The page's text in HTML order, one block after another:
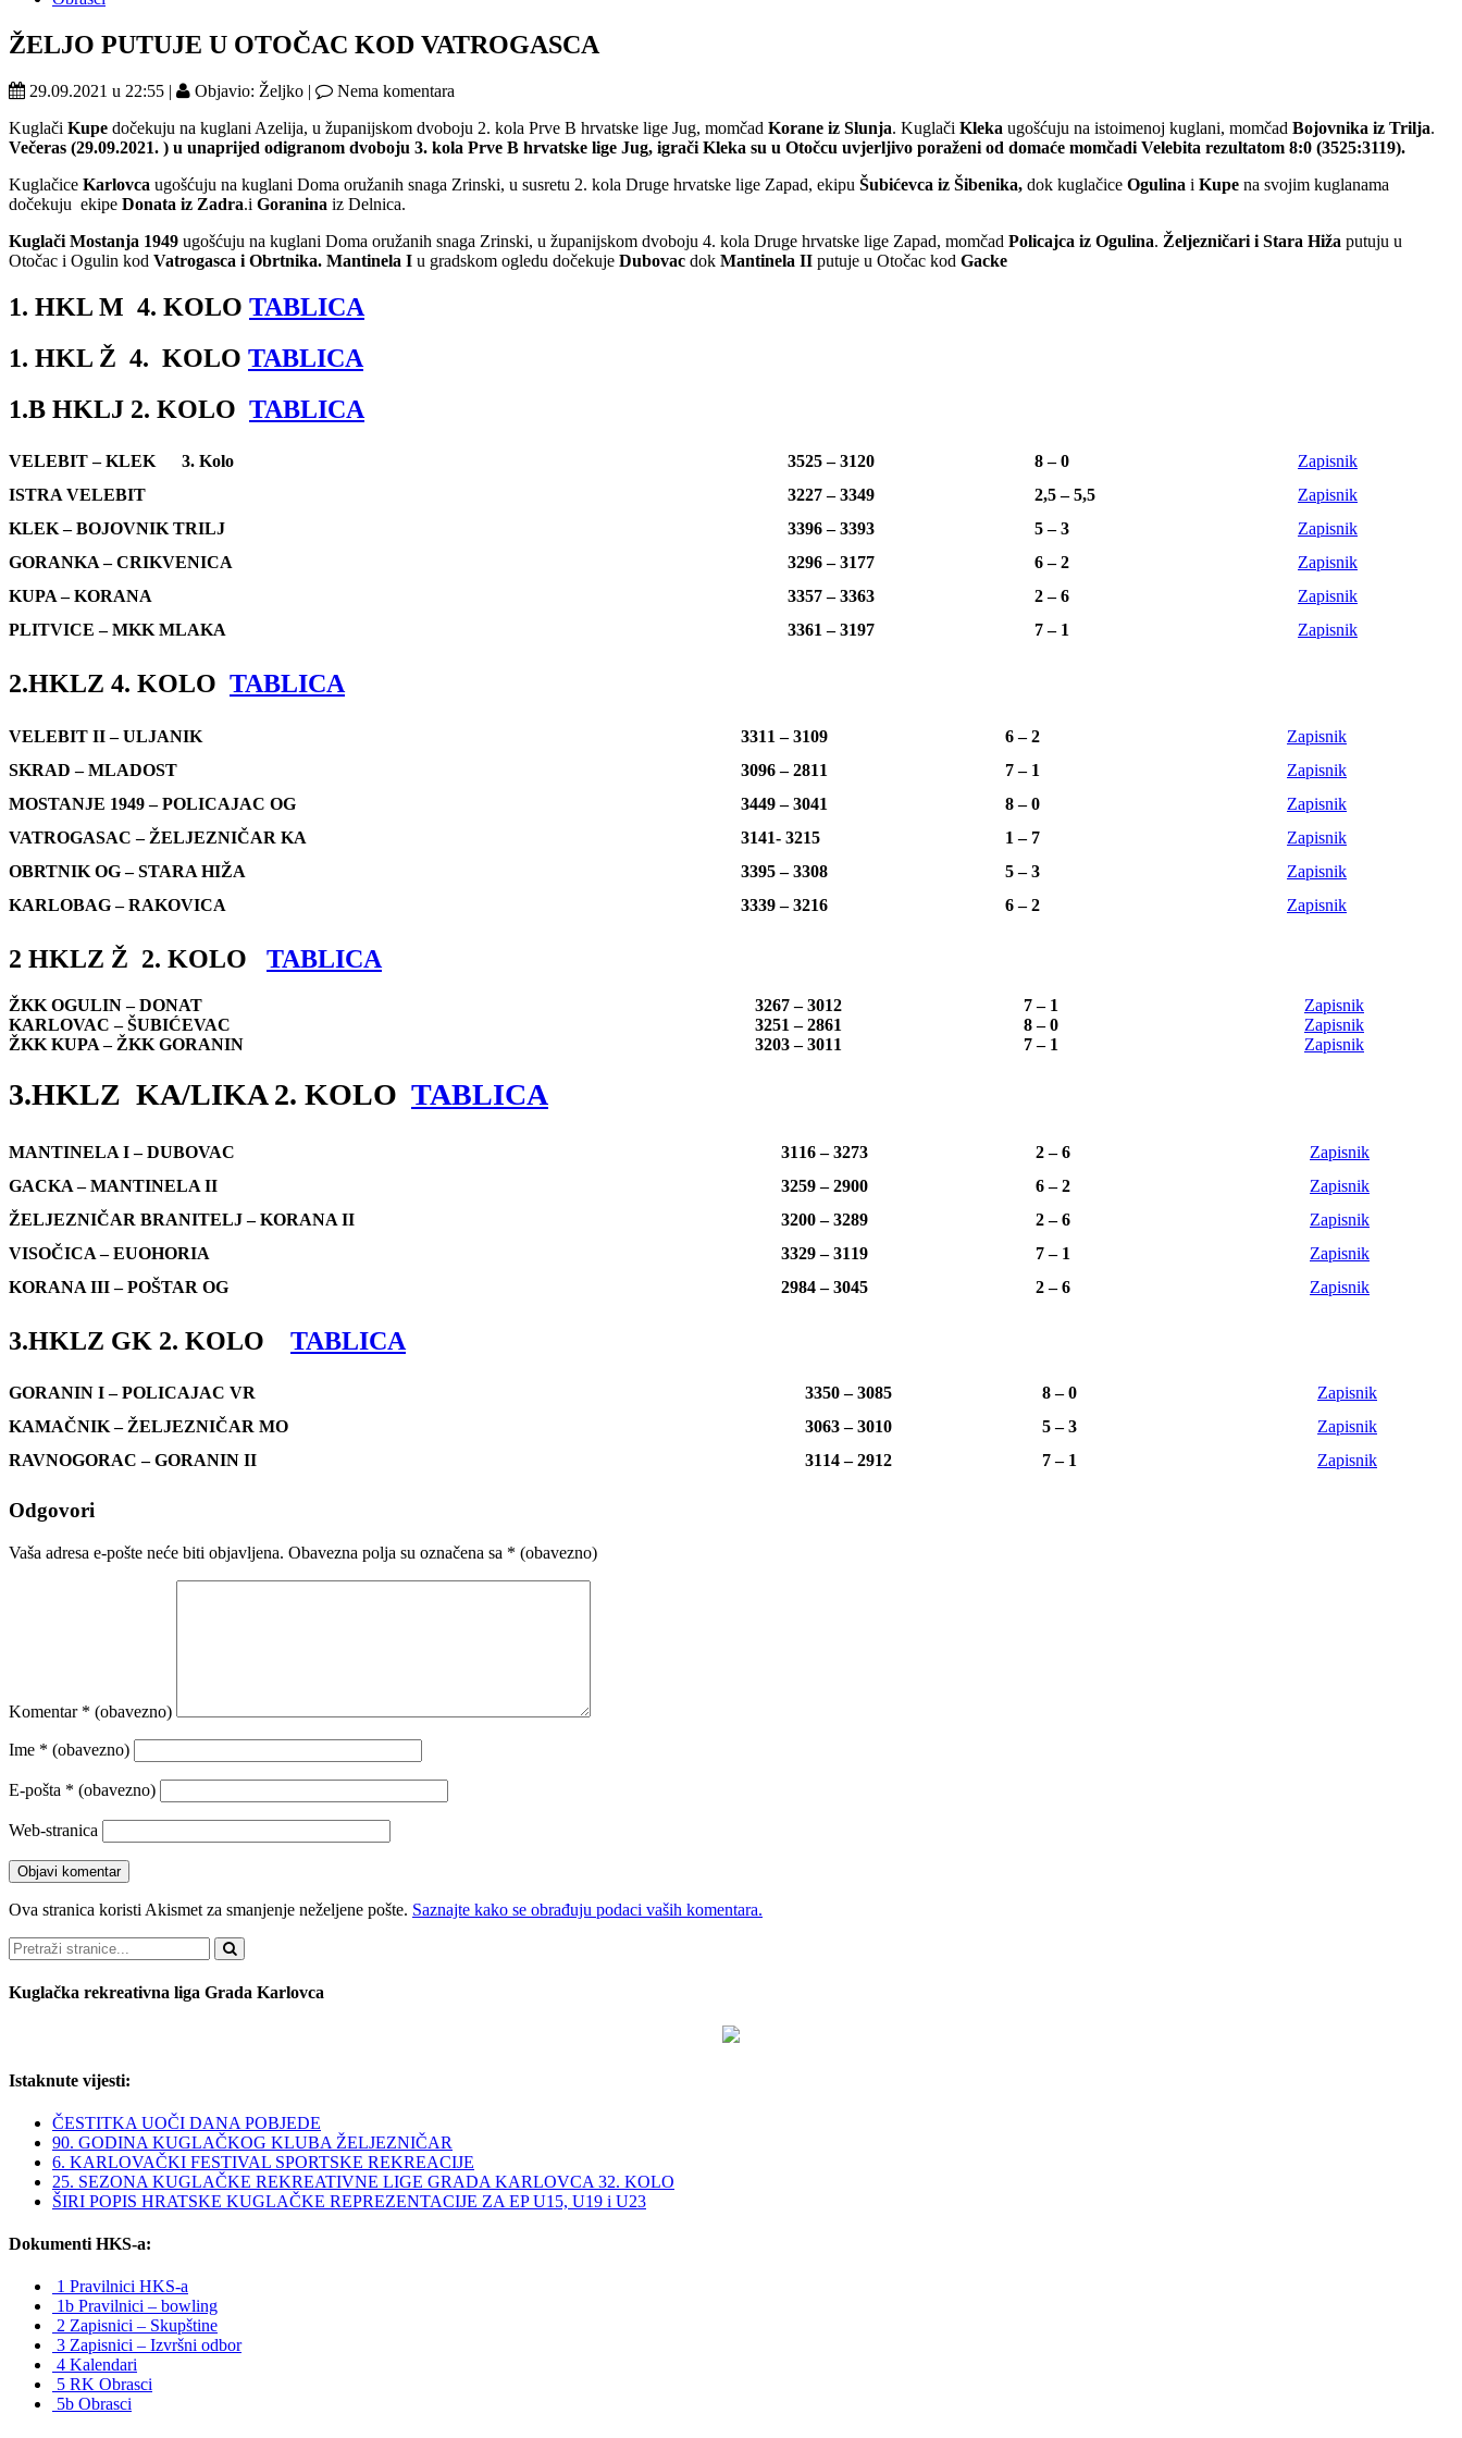
ŽELJO PUTUJE U OTOČAC KOD VATROGASCA
29.09.2021 u 22:55 | Objavio: Željko |
Nema komentara
Kuglači Kupe dočekuju na kuglani Azelija, u županijskom dvoboju 2. kola Prve B hrvatske lige Jug, momčad Korane iz Slunja. Kuglači Kleka ugošćuju na istoimenoj kuglani, momčad Bojovnika iz Trilja.
Večeras (29.09.2021. ) u unaprijed odigranom dvoboju 3. kola Prve B hrvatske lige Jug, igrači Kleka su u Otočcu uvjerljivo poraženi od domaće momčadi Velebita rezultatom 8:0 (3525:3119).
Kuglačice Karlovca ugošćuju na kuglani Doma oružanih snaga Zrinski, u susretu 2. kola Druge hrvatske lige Zapad, ekipu Šubićevca iz Šibenika, dok kuglačice Ogulina i Kupe na svojim kuglanama
dočekuju ekipe Donata iz Zadra.i Goranina iz Delnica.
Kuglači Mostanja 1949 ugošćuju na kuglani Doma oružanih snaga Zrinski, u županijskom dvoboju 4. kola Druge hrvatske lige Zapad, momčad Policajca iz Ogulina. Željezničari i Stara Hiža putuju u
Otočac i Ogulin kod Vatrogasca i Obrtnika. Mantinela I u gradskom ogledu dočekuje Dubovac dok Mantinela II putuje u Otočac kod Gacke
1. HKL M 4. KOLO TABLICA
1. HKL Ž 4. KOLO TABLICA
1.B HKLJ 2. KOLO TABLICA
VELEBIT – KLEK 3. Kolo 3525 – 3120 8 – 0
Zapisnik
ISTRA VELEBIT
3227 – 3349 2,5 – 5,5
Zapisnik
KLEK – BOJOVNIK TRILJ
3396 – 3393 5 – 3
Zapisnik
GORANKA – CRIKVENICA
3296 – 3177 6 – 2
Zapisnik
KUPA – KORANA
3357 – 3363 2 – 6
Zapisnik
PLITVICE – MKK MLAKA
3361 – 3197 7 – 1 Zapisnik
2.HKLZ 4. KOLO TABLICA
VELEBIT II – ULJANIK 3311 – 3109 6 – 2
Zapisnik
SKRAD – MLADOST
3096 – 2811 7 – 1
Zapisnik
MOSTANJE 1949 – POLICAJAC OG
3449 – 3041 8 – 0
Zapisnik
VATROGASAC – ŽELJEZNIČAR KA
3141- 3215 1 – 7
Zapisnik
OBRTNIK OG – STARA HIŽA
3395 – 3308 5 – 3
Zapisnik
KARLOBAG – RAKOVICA
3339 – 3216 6 – 2 Zapisnik
2 HKLZ Ž 2. KOLO TABLICA
ŽKK OGULIN – DONAT 3267 – 3012 7 – 1
Zapisnik
KARLOVAC – ŠUBIĆEVAC
3251 – 2861 8 – 0
Zapisnik
ŽKK KUPA – ŽKK GORANIN
3203 – 3011 7 – 1 Zapisnik
3.HKLZ KA/LIKA 2. KOLO TABLICA
MANTINELA I – DUBOVAC 3116 – 3273 2 – 6
Zapisnik
GACKA – MANTINELA II
3259 – 2900 6 – 2
Zapisnik
ŽELJEZNIČAR BRANITELJ – KORANA II
3200 – 3289 2 – 6
Zapisnik
VISOČICA – EUOHORIA
3329 – 3119 7 – 1
Zapisnik
KORANA III – POŠTAR OG
2984 – 3045 2 – 6 Zapisnik
3.HKLZ GK 2. KOLO TABLICA
GORANIN I – POLICAJAC VR 3350 – 3085 8 – 0
Zapisnik
KAMAČNIK – ŽELJEZNIČAR MO
3063 – 3010 5 – 3
Zapisnik
RAVNOGORAC – GORANIN II
3114 – 2912 7 – 1 Zapisnik
Odgovori
Vaša adresa e-pošte neće biti objavljena. Obavezna polja su označena sa * (obavezno)
Komentar * (obavezno)
Ime * (obavezno)
E-pošta * (obavezno)
Web-stranica
Ova stranica koristi Akismet za smanjenje neželjene pošte. Saznajte kako se obrađuju podaci vaših komentara.
Pretraži
Kuglačka rekreativna liga Grada Karlovca
Istaknute vijesti:
ČESTITKA UOČI DANA POBJEDE
90. GODINA KUGLAČKOG KLUBA ŽELJEZNIČAR
6. KARLOVAČKI FESTIVAL SPORTSKE REKREACIJE
25. SEZONA KUGLAČKE REKREATIVNE LIGE GRADA KARLOVCA 32. KOLO
ŠIRI POPIS HRATSKE KUGLAČKE REPREZENTACIJE ZA EP U15, U19 i U23
Dokumenti HKS-a:
1 Pravilnici HKS-a
1b Pravilnici – bowling
2 Zapisnici – Skupštine
3 Zapisnici – Izvršni odbor
4 Kalendari
5 RK Obrasci
5b Obrasci